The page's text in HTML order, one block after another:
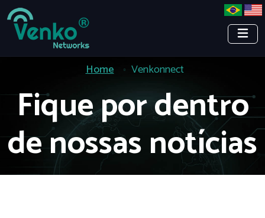
Home Venkonnect
Fique por dentro
de nossas notícias